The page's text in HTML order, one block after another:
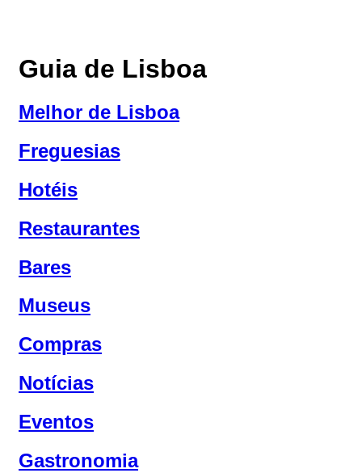
Guia de Lisboa
Melhor de Lisboa
Freguesias
Hotéis
Restaurantes
Bares
Museus
Compras
Notícias
Eventos
Gastronomia